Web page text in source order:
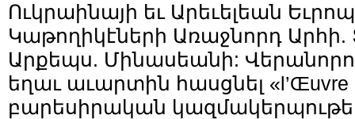
Ուկրաինայի եւ Արեւելեան
Կաթողիկէների Առաջնորդ Արհի.
Արքեպս. Մինասեանի:
եղաւ աւարտին հասցնել «l’Œuvre
բարեսիրական